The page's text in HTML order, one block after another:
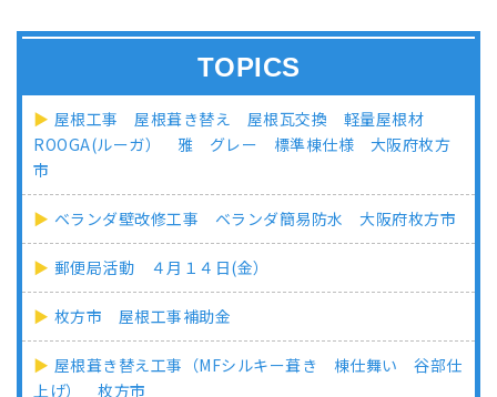
TOPICS
屋根工事 屋根葺き替え 屋根瓦交換 軽量屋根材
ROOGA(ルーガ） 雅 グレー 標準棟仕様 大阪府枚方
市
ベランダ壁改修工事 ベランダ簡易防水 大阪府枚方市
郵便局活動 ４月１４日(金）
枚方市 屋根工事補助金
屋根葺き替え工事（MFシルキー葺き 棟仕舞い 谷部仕
上げ） 枚方市